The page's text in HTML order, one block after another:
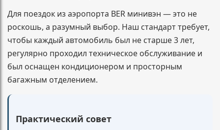
Для поездок из аэропорта BER минивэн — это не
роскошь, а разумный выбор. Наш стандарт требует,
чтобы каждый автомобиль был не старше 3 лет,
регулярно проходил техническое обслуживание и
был оснащен кондиционером и просторным
багажным отделением.
Практический совет